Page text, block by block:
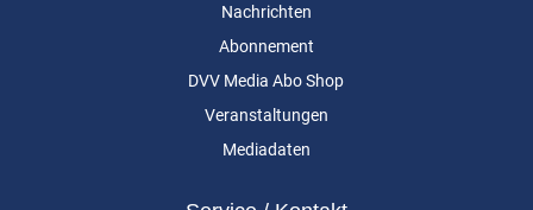
Nachrichten
Abonnement
DVV Media Abo Shop
Veranstaltungen
Mediadaten